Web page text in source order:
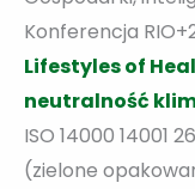
Konferencja
Lifestyles of
neutralność
ISO 14000 14001
(zielone